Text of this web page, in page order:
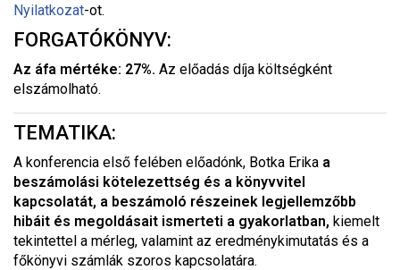
Nyilatkozat-ot.
FORGATÓKÖNYV:
Az áfa mértéke: 27%. Az előadás díja költségként
elszámolható.
TEMATIKA:
A konferencia első felében előadónk, Botka Erika a
beszámolási kötelezettség és a könyvvitel
kapcsolatát, a beszámoló részeinek legjellemzőbb
hibáit és megoldásait ismerteti a gyakorlatban, kiemelt
tekintettel a mérleg, valamint az eredménykimutatás és a
főkönyvi számlák szoros kapcsolatára.